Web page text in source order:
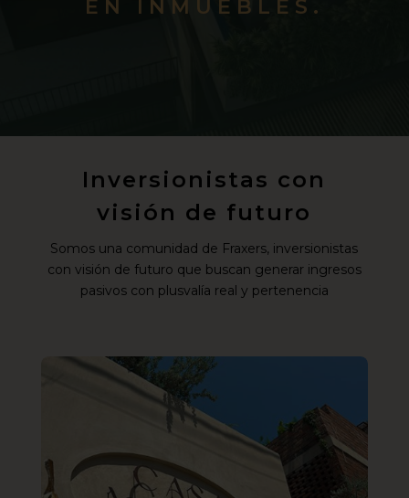
EN INMUEBLES.
Inversionistas con
visión de futuro
Somos una comunidad de Fraxers, inversionistas
con visión de futuro que buscan generar ingresos
pasivos con plusvalía real y pertenencia